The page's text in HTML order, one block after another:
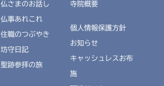
仏さまのお話し
仏事あれこれ
住職のつぶやき
坊守日記
聖跡参拝の旅
寺院概要
個人情報保護方針
お知らせ
キャッシュレスお布
施